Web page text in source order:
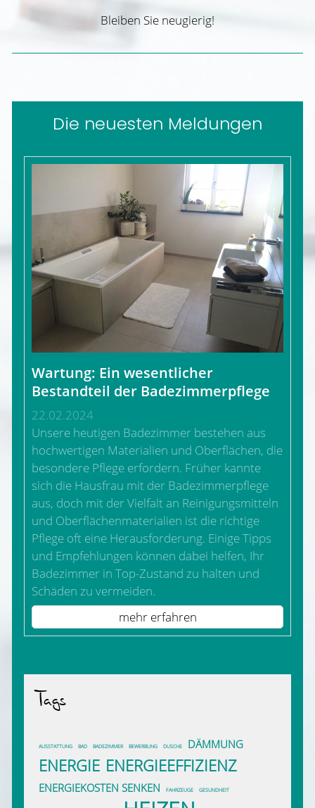
Bleiben Sie neugierig!
Die neuesten Meldungen
Wartung: Ein wesentlicher
Bestandteil der Badezimmerpflege
22.02.2024
Unsere heutigen Badezimmer bestehen aus
hochwertigen Materialien und Oberflächen, die
besondere Pflege erfordern. Früher kannte
sich die Hausfrau mit der Badezimmerpflege
aus, doch mit der Vielfalt an Reinigungsmitteln
und Oberflächenmaterialien ist die richtige
Pflege oft eine Herausforderung. Einige Tipps
und Empfehlungen können dabei helfen, Ihr
Badezimmer in Top-Zustand zu halten und
Schäden zu vermeiden.
mehr erfahren
Tags
AUSSTATTUNG BAD BADEZIMMER BEWERBUNG DUSCHE DÄMMUNG
ENERGIE ENERGIEEFFIZIENZ
ENERGIEKOSTEN SENKEN FAHRZEUGE GESUNDHEIT